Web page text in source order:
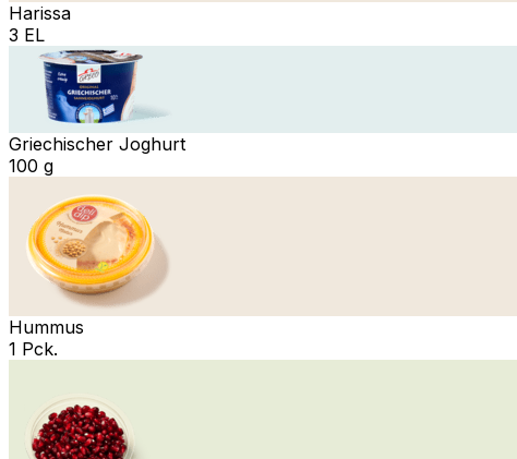
Harissa
3 EL
Griechischer Joghurt
100 g
Hummus
1 Pck.